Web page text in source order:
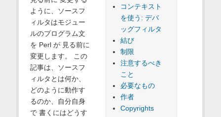
コンテキスト
を使う: デバ
ッグフィルタ
結び
制限
注意するべき
こと
必要なもの
作者
Copyrights
ように、ソースフ
ィルタはモジュー
ルのプログラム文
を Perl が 見る前に
変更します。 この
記事は、ソースフ
ィルタとは何か、
どのように動作す
るのか、自分自身
で 書くにはどうす